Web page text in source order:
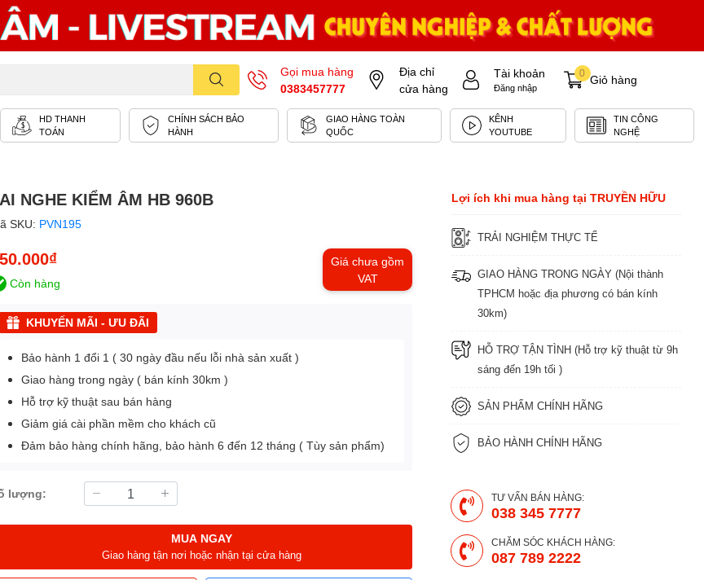
Gọi mua hàng
0383457777
Địa chỉ
cửa hàng
Tài khoản
Đăng nhập
Giỏ hàng
0
HD THANH
TOÁN
CHÍNH SÁCH BẢO
HÀNH
GIAO HÀNG TOÀN
QUỐC
KÊNH
YOUTUBE
TIN CÔNG
NGHỆ
NGHE KIỂM ÂM HB 960B
SKU: PVN195
Giá chưa gồm
VAT
Còn hàng
KHUYẾN MÃI - ƯU ĐÃI
Bảo hành 1 đổi 1 ( 30 ngày đầu nếu lỗi nhà sản xuất )
Giao hàng trong ngày ( bán kính 30km )
Hỗ trợ kỹ thuật sau bán hàng
Giảm giá cài phần mềm cho khách cũ
Đảm bảo hàng chính hãng, bảo hành 6 đến 12 tháng ( Tùy sản phẩm)
lượng:
MUA NGAY
Giao hàng tận nơi hoặc nhận tại cửa hàng
Lợi ích khi mua hàng tại TRUYỀN HỮU
TRẢI NGHIỆM THỰC TẾ
GIAO HÀNG TRONG NGÀY (Nội thành
TPHCM hoặc địa phương có bán kính
30km)
HỖ TRỢ TẬN TÌNH (Hỗ trợ kỹ thuật từ 9h
sáng đến 19h tối )
SẢN PHẨM CHÍNH HÃNG
BẢO HÀNH CHÍNH HÃNG
TƯ VẤN BÁN HÀNG:
038 345 7777
CHĂM SÓC KHÁCH HÀNG:
087 789 2222